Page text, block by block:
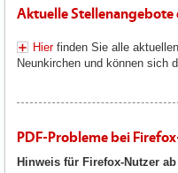
Aktuelle
Hierfinden Sie alle
Neunkirchen und können sich
PDF-Probleme bei
Hinweis für Firefox-Nutzer